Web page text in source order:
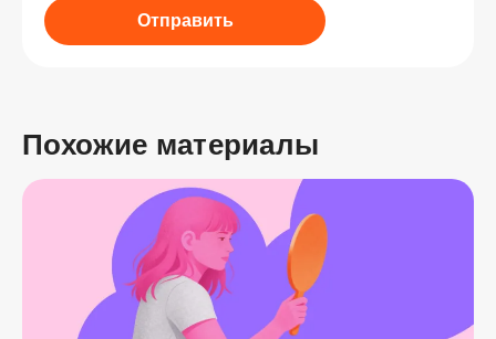
Отправить
Похожие материалы